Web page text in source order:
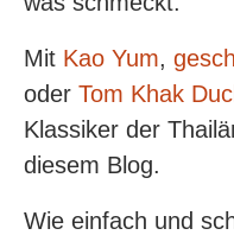
Mit Kao Yum,
oder Tom Khak
Klassiker der
diesem Blog.
Wie einfach und